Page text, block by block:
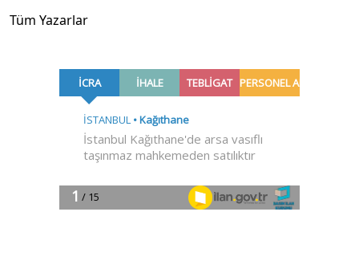
Tüm Yazarlar